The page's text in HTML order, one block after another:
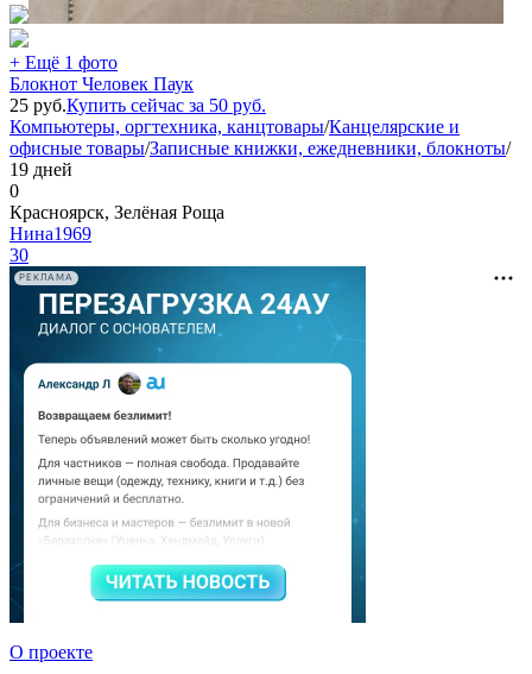
+ Ещё 1 фото
Блокнот Человек Паук
25 руб.Купить сейчас за 50 руб.
Компьютеры, оргтехника, канцтовары/Канцелярские и
офисные товары/Записные книжки, ежедневники, блокноты/
19 дней
0
Красноярск, Зелёная Роща
Нина1969
30
РЕКЛАМА
О проекте